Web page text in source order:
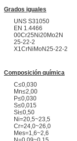
Grados iguales
UNS S31050
EN 1.4466
00Cr25Ni20Mo2N
25-22-2
X1CrNiMoN25-22-2
Composición química
C≤0,030
Mn≤2,00
P≤0,030
S≤0,015
Si≤0,50
Ni=20,5~23,5
Cr=24,0~26,0
Mes=1,6~2,6